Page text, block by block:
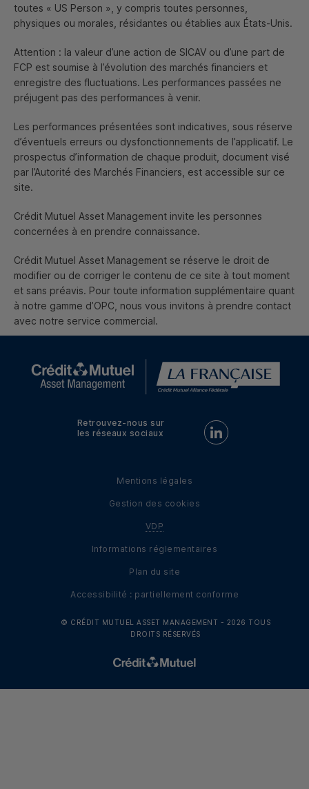
toutes « US Person », y compris toutes personnes,
physiques ou morales, résidantes ou établies aux États-Unis.
Attention : la valeur d’une action de SICAV ou d’une part de
FCP est soumise à l’évolution des marchés financiers et
enregistre des fluctuations. Les performances passées ne
préjugent pas des performances à venir.
Les performances présentées sont indicatives, sous réserve
d’éventuels erreurs ou dysfonctionnements de l’applicatif. Le
prospectus d’information de chaque produit, document visé
par l’Autorité des Marchés Financiers, est accessible sur ce
site.
Crédit Mutuel Asset Management invite les personnes
concernées à en prendre connaissance.
Crédit Mutuel Asset Management se réserve le droit de
modifier ou de corriger le contenu de ce site à tout moment
et sans préavis. Pour toute information supplémentaire quant
à notre gamme d’OPC , nous vous invitons à prendre contact
avec notre service commercial.
Retrouvez-nous sur
les réseaux sociaux
Retrouvez-nous sur
Mentions légales
Gestion des cookies
VDP
Informations réglementaires
Plan du site
Accessibilité : partiellement conforme
© CRÉDIT MUTUEL ASSET MANAGEMENT - 2026 TOUS
DROITS RÉSERVÉS